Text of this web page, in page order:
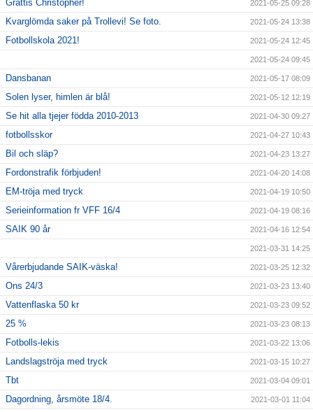
Grattis Christopher! 2021-05-25 09:28
Kvarglömda saker på Trollevi! Se foto. 2021-05-24 13:38
Fotbollskola 2021! 2021-05-24 12:45
2021-05-24 09:45
Dansbanan 2021-05-17 08:09
Solen lyser, himlen är blå! 2021-05-12 12:19
Se hit alla tjejer födda 2010-2013 2021-04-30 09:27
fotbollsskor 2021-04-27 10:43
Bil och släp? 2021-04-23 13:27
Fordonstrafik förbjuden! 2021-04-20 14:08
EM-tröja med tryck 2021-04-19 10:50
Serieinformation fr VFF 16/4 2021-04-19 08:16
SAIK 90 år 2021-04-16 12:54
2021-03-31 14:25
Vårerbjudande SAIK-väska! 2021-03-25 12:32
Ons 24/3 2021-03-23 13:40
Vattenflaska 50 kr 2021-03-23 09:52
25 % 2021-03-23 08:13
Fotbolls-lekis 2021-03-22 13:06
Landslagströja med tryck 2021-03-15 10:27
Tbt 2021-03-04 09:01
Dagordning, årsmöte 18/4. 2021-03-01 11:04